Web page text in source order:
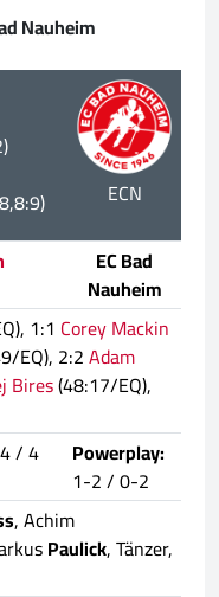
Nauheim
ECN
EC Bad
Nauheim
1:1 Corey Mackin
EQ), 2:2Adam
Bires(48:17/EQ),
4 / 4
Powerplay:
1-2 / 0-2
, Achim
Paulick, Tänzer,